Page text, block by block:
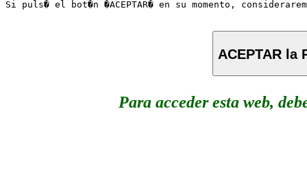
ACEPTAR
Para acceder esta web,